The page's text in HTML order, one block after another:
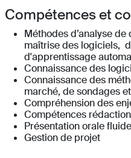
Compétences et
Méthodes d’analyse
maîtrise des logiciels,
d'apprentissage
Connaissance des
Connaissance des
marché, de sondages
Compréhension des
Compétences
Présentation orale
Gestion de projet